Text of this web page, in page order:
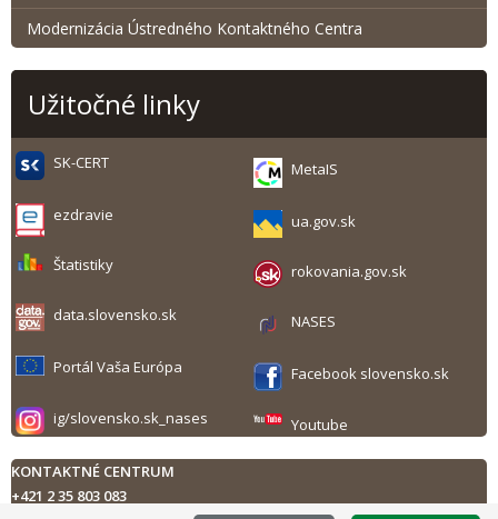
Modernizácia Ústredného Kontaktného Centra
Užitočné linky
SK-CERT MetaIS
ezdravie ua.gov.sk
Štatistiky rokovania.gov.sk
data.slovensko.sk NASES
Portál Vaša Európa Facebook slovensko.sk
ig/slovensko.sk_nases Youtube
KONTAKTNÉ CENTRUM
+421 2 35 803 083